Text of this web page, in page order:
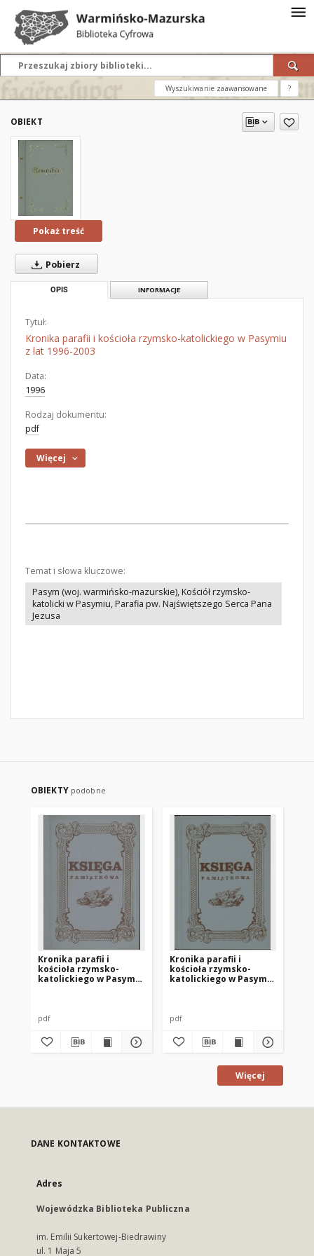
Wyszukiwanie zaawansowane ?
OBIEKT
Pokaż treść
Pobierz
OPIS INFORMACJE
Tytuł:
Kronika parafii i kościoła rzymsko-katolickiego w Pasymiu
z lat 1996-2003
Data:
1996
Rodzaj dokumentu:
pdf
Więcej
Temat i słowa kluczowe:
Pasym (woj. warmińsko-mazurskie), Kościół rzymsko-
katolicki w Pasymiu, Parafia pw. Najświętszego Serca Pana
Jezusa
OBIEKTY podobne
Kronika parafii i
kościoła rzymsko-
katolickiego w Pasymiu
pdf
Kronika parafii i
kościoła rzymsko-
katolickiego w Pasymiu
pdf
Więcej
DANE KONTAKTOWE
Adres
Wojewódzka Biblioteka Publiczna
im. Emilii Sukertowej-Biedrawiny
ul. 1 Maja 5